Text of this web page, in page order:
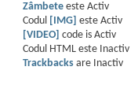
Zâmbeteeste Activ
Codul
[IMG] este Activ
[VIDEO] code is Activ
Codul HTML este
Inactiv
Trackbacksare
Inactiv